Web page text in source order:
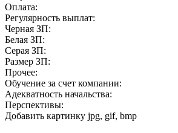
Оплата:
Регулярность выплат:
Черная ЗП:
Белая ЗП:
Серая ЗП:
Размер ЗП:
Прочее:
Обучение за счет компании:
Адекватность начальства:
Перспективы:
Добавить картинку jpg, gif, bmp